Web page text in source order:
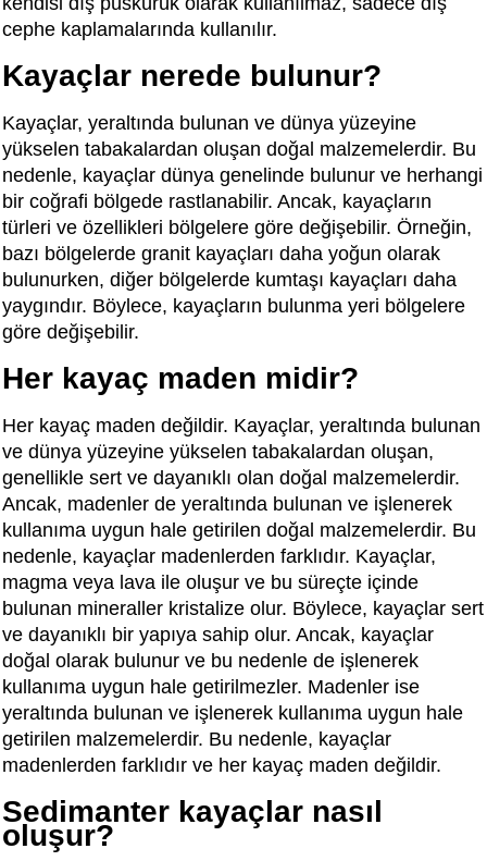
cephe kaplamalarında kullanılır.
Kayaçlar nerede bulunur?
Kayaçlar, yeraltında bulunan ve dünya yüzeyine
yükselen tabakalardan oluşan doğal malzemelerdir. Bu
nedenle, kayaçlar dünya genelinde bulunur ve herhangi
bir coğrafi bölgede rastlanabilir. Ancak, kayaçların
türleri ve özellikleri bölgelere göre değişebilir. Örneğin,
bazı bölgelerde granit kayaçları daha yoğun olarak
bulunurken, diğer bölgelerde kumtaşı kayaçları daha
yaygındır. Böylece, kayaçların bulunma yeri bölgelere
göre değişebilir.
Her kayaç maden midir?
Her kayaç maden değildir. Kayaçlar, yeraltında bulunan
ve dünya yüzeyine yükselen tabakalardan oluşan,
genellikle sert ve dayanıklı olan doğal malzemelerdir.
Ancak, madenler de yeraltında bulunan ve işlenerek
kullanıma uygun hale getirilen doğal malzemelerdir. Bu
nedenle, kayaçlar madenlerden farklıdır. Kayaçlar,
magma veya lava ile oluşur ve bu süreçte içinde
bulunan mineraller kristalize olur. Böylece, kayaçlar sert
ve dayanıklı bir yapıya sahip olur. Ancak, kayaçlar
doğal olarak bulunur ve bu nedenle de işlenerek
kullanıma uygun hale getirilmezler. Madenler ise
yeraltında bulunan ve işlenerek kullanıma uygun hale
getirilen malzemelerdir. Bu nedenle, kayaçlar
madenlerden farklıdır ve her kayaç maden değildir.
Sedimanter kayaçlar nasıl
oluşur?